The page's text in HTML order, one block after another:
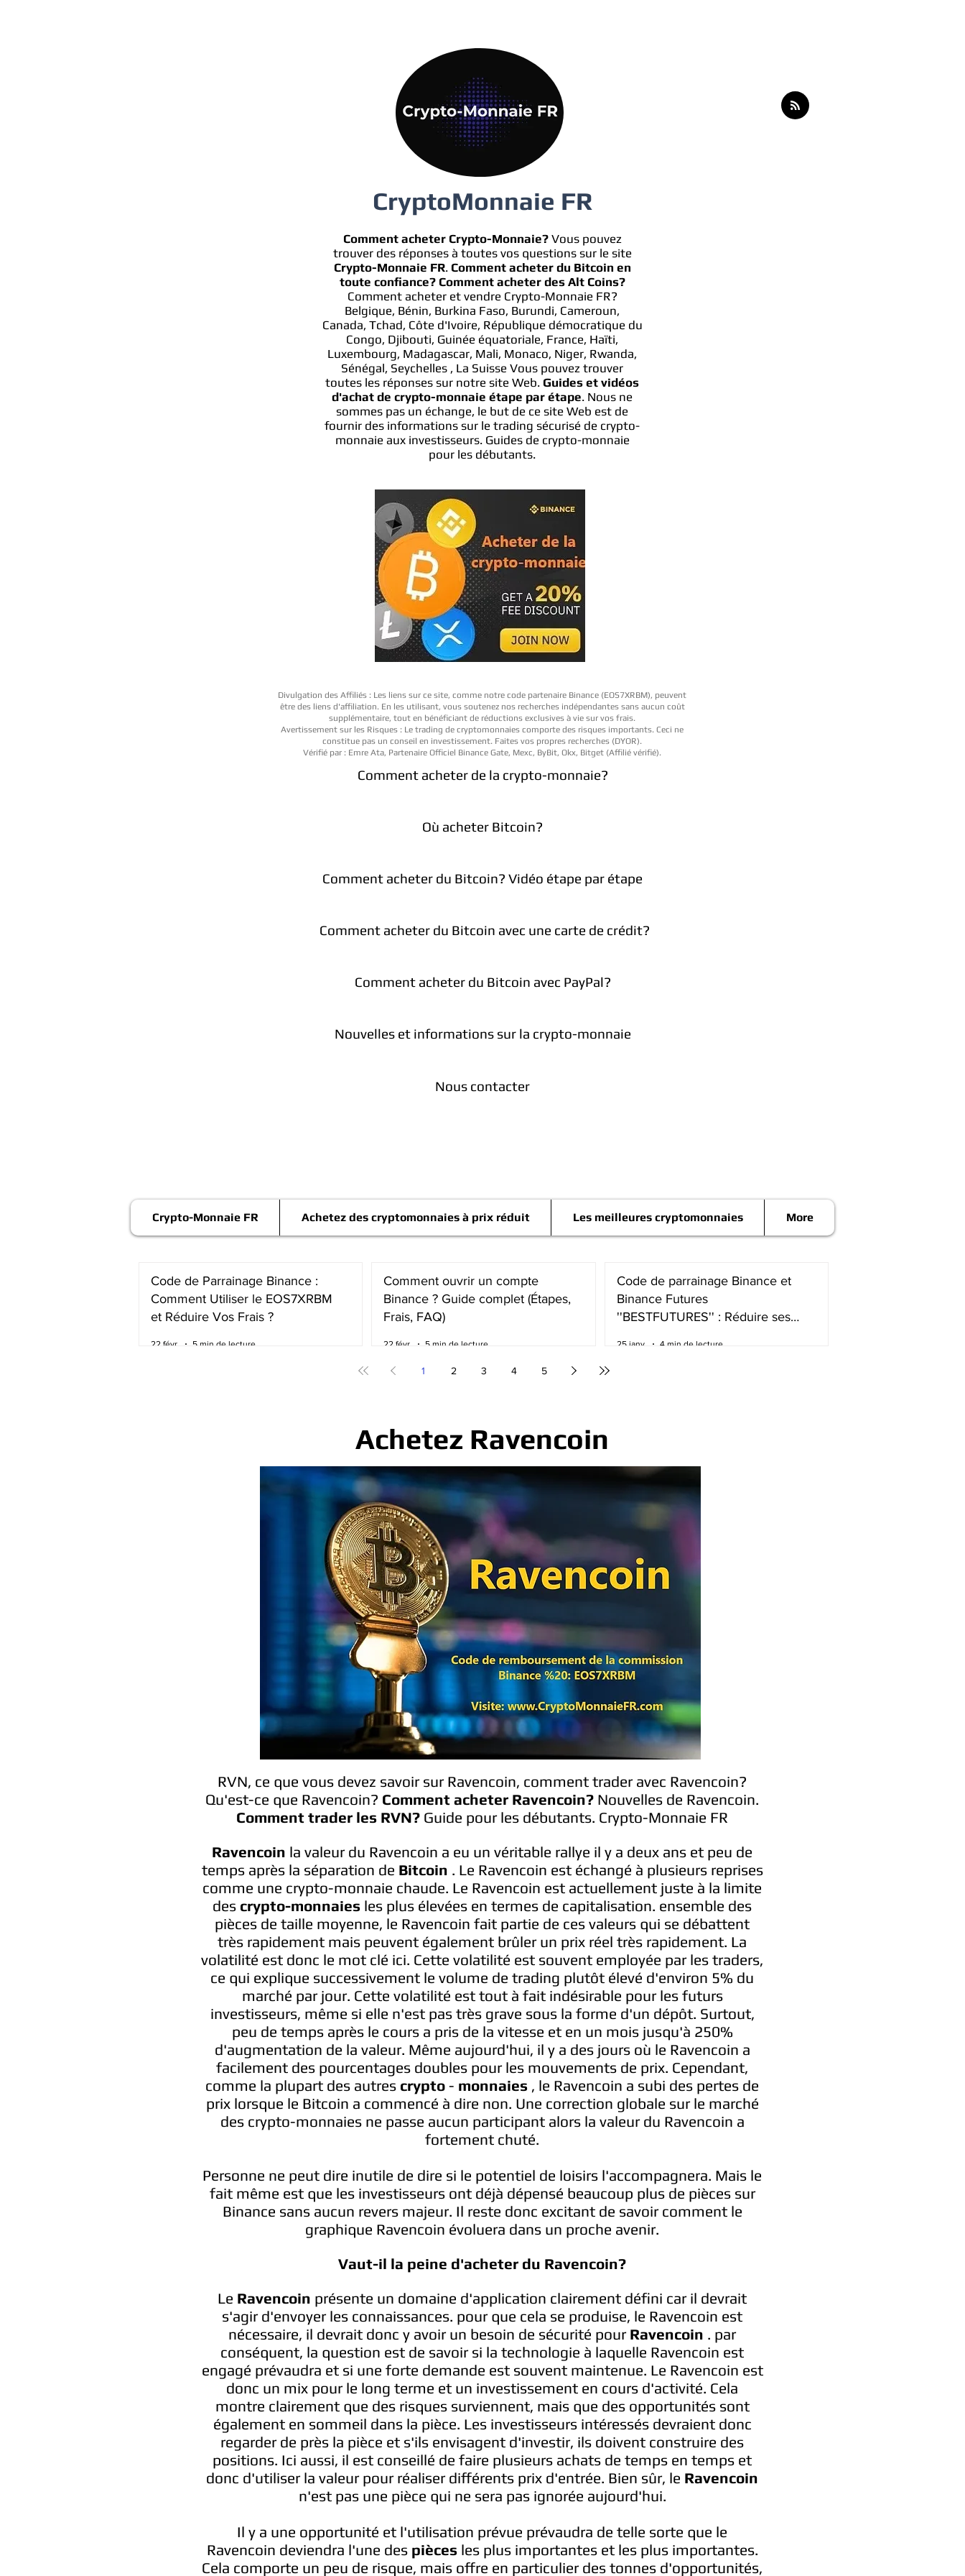
CryptoMonnaie FR
Comment acheter Crypto-Monnaie?Vous pouvez
trouver des réponses à toutes vos questions sur le site
Crypto-Monnaie FR. Comment acheter du Bitcoin en
toute confiance? Comment acheter des Alt Coins?
Comment acheter et vendre Crypto-Monnaie FR?
Belgique, Bénin, Burkina Faso, Burundi, Cameroun,
Canada, Tchad, Côte d'Ivoire, République démocratique du
Congo, Djibouti, Guinée équatoriale, France, Haïti,
Luxembourg, Madagascar, Mali, Monaco, Niger, Rwanda,
Sénégal, Seychelles , La Suisse Vous pouvez trouver
toutes les réponses sur notre site Web. Guides et vidéos
d'achat de crypto-monnaie étape par étape. Nous ne
sommes pas un échange, le but de ce site Web est de
fournir des informations sur le trading sécurisé de crypto-
monnaie aux investisseurs. Guides de crypto-monnaie
pour les débutants.
Divulgation des Affiliés : Les liens sur ce site, comme notre code partenaire Binance (EOS7XRBM), peuvent
être des liens d'affiliation. En les utilisant, vous soutenez nos recherches indépendantes sans aucun coût
supplémentaire, tout en bénéficiant de réductions exclusives à vie sur vos frais.
Avertissement sur les Risques : Le trading de cryptomonnaies comporte des risques importants. Ceci ne
constitue pas un conseil en investissement. Faites vos propres recherches (DYOR).
Vérifié par : Emre Ata, Partenaire Officiel Binance Gate, Mexc, ByBit, Okx, Bitget (Affilié vérifié).
Comment acheter de la crypto-monnaie?
Où acheter Bitcoin?
Comment acheter du Bitcoin? Vidéo étape par étape
Comment acheter du Bitcoin avec une carte de crédit?
Comment acheter du Bitcoin avec PayPal?
Nouvelles et informations sur la crypto-monnaie
Nous contacter
Crypto-Monnaie FR Achetez des cryptomonnaies à prix réduit Les meilleures cryptomonnaies More
Code de Parrainage Binance :
Comment Utiliser le EOS7XRBM
et Réduire Vos Frais ?
22 févr. 5 min de lecture
Comment ouvrir un compte
Binance ? Guide complet (Étapes,
Frais, FAQ)
22 févr. 5 min de lecture
Code de parrainage Binance et
Binance Futures
''BESTFUTURES'' : Réduire ses
25 janv. 4 min de lecture
1 2 3 4 5
Achetez Ravencoin
RVN, ce que vous devez savoir sur Ravencoin, comment trader avec Ravencoin?
Qu'est-ce que Ravencoin? Comment acheter Ravencoin? Nouvelles de Ravencoin.
Comment trader les RVN? Guide pour les débutants. Crypto-Monnaie FR
Ravencoin la valeur du Ravencoin a eu un véritable rallye il y a deux ans et peu de
temps après la séparation de Bitcoin . Le Ravencoin est échangé à plusieurs reprises
comme une crypto-monnaie chaude. Le Ravencoin est actuellement juste à la limite
des crypto-monnaies les plus élevées en termes de capitalisation. ensemble des
pièces de taille moyenne, le Ravencoin fait partie de ces valeurs qui se débattent
très rapidement mais peuvent également brûler un prix réel très rapidement. La
volatilité est donc le mot clé ici. Cette volatilité est souvent employée par les traders,
ce qui explique successivement le volume de trading plutôt élevé d'environ 5% du
marché par jour. Cette volatilité est tout à fait indésirable pour les futurs
investisseurs, même si elle n'est pas très grave sous la forme d'un dépôt. Surtout,
peu de temps après le cours a pris de la vitesse et en un mois jusqu'à 250%
d'augmentation de la valeur. Même aujourd'hui, il y a des jours où le Ravencoin a
facilement des pourcentages doubles pour les mouvements de prix. Cependant,
comme la plupart des autres crypto - monnaies , le Ravencoin a subi des pertes de
prix lorsque le Bitcoin a commencé à dire non. Une correction globale sur le marché
des crypto-monnaies ne passe aucun participant alors la valeur du Ravencoin a
fortement chuté.
Personne ne peut dire inutile de dire si le potentiel de loisirs l'accompagnera. Mais le
fait même est que les investisseurs ont déjà dépensé beaucoup plus de pièces sur
Binance sans aucun revers majeur. Il reste donc excitant de savoir comment le
graphique Ravencoin évoluera dans un proche avenir.
Vaut-il la peine d'acheter du Ravencoin?
Le Ravencoin présente un domaine d'application clairement défini car il devrait
s'agir d'envoyer les connaissances. pour que cela se produise, le Ravencoin est
nécessaire, il devrait donc y avoir un besoin de sécurité pour Ravencoin . par
conséquent, la question est de savoir si la technologie à laquelle Ravencoin est
engagé prévaudra et si une forte demande est souvent maintenue. Le Ravencoin est
donc un mix pour le long terme et un investissement en cours d'activité. Cela
montre clairement que des risques surviennent, mais que des opportunités sont
également en sommeil dans la pièce. Les investisseurs intéressés devraient donc
regarder de près la pièce et s'ils envisagent d'investir, ils doivent construire des
positions. Ici aussi, il est conseillé de faire plusieurs achats de temps en temps et
donc d'utiliser la valeur pour réaliser différents prix d'entrée. Bien sûr, le Ravencoin
n'est pas une pièce qui ne sera pas ignorée aujourd'hui.
Il y a une opportunité et l'utilisation prévue prévaudra de telle sorte que le
Ravencoin deviendra l'une des pièces les plus importantes et les plus importantes.
Cela comporte un peu de risque, mais offre en particulier des tonnes d'opportunités,